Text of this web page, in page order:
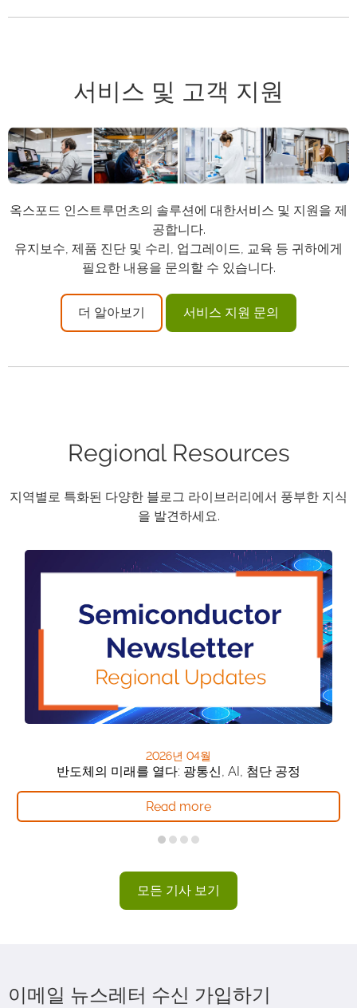
서비스 및 고객 지원
옥스포드 인스트루먼츠의 솔루션에 대한서비스 및 지원을 제
공합니다.
유지보수, 제품 진단 및 수리, 업그레이드, 교육 등 귀하에게
필요한 내용을 문의할 수 있습니다.
더 알아보기 서비스 지원 문의
Regional Resources
지역별로 특화된 다양한 블로그 라이브러리에서 풍부한 지식
을 발견하세요.
2026년 04월
반도체의 미래를 열다: 광통신, AI, 첨단 공정
Read more
모든 기사 보기
이메일 뉴스레터 수신 가입하기